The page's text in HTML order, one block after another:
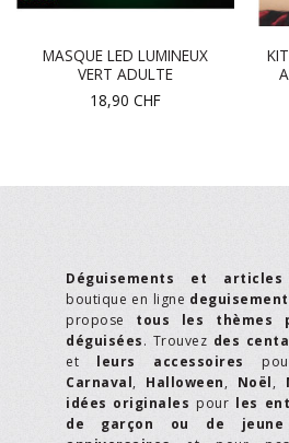
MASQUE LED LUMINEUX
VERT ADULTE
18,90 CHF
Déguisements et
boutique en ligne
propose tous les thèmes
déguisées. Trouvez des
et leurs accessoires
Carnaval, Halloween, Noël,
idées originales pour les
de garçon ou de